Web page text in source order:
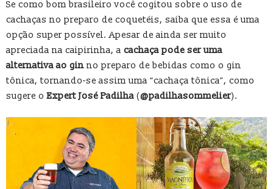
Se como bom brasileiro você cogitou sobre o uso de
cachaças no preparo de coquetéis, saiba que essa é uma
opção super possível. Apesar de ainda ser muito
apreciada na caipirinha, a cachaça pode ser uma
alternativa ao gin no preparo de bebidas como o gin
tônica, tornando-se assim uma “cachaça tônica”, como
sugere oExpert José Padilha (@padilhasommelier).